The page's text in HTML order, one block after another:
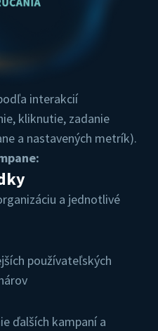
interakcií
kliknutie, zadanie
a nastavených metrík).
a jednotlivé
používateľských
ďalších kampaní a